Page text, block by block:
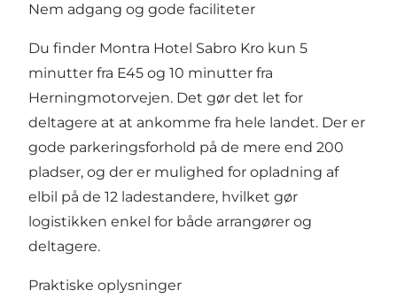
Nem adgang og gode faciliteter
Du finder Montra Hotel Sabro Kro kun 5
minutter fra E45 og 10 minutter fra
Herningmotorvejen. Det gør det let for
deltagere at at ankomme fra hele landet. Der er
gode parkeringsforhold på de mere end 200
pladser, og der er mulighed for opladning af
elbil på de 12 ladestandere, hvilket gør
logistikken enkel for både arrangører og
deltagere.
Praktiske oplysninger